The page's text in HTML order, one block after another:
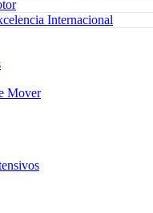
Internacional
Mover